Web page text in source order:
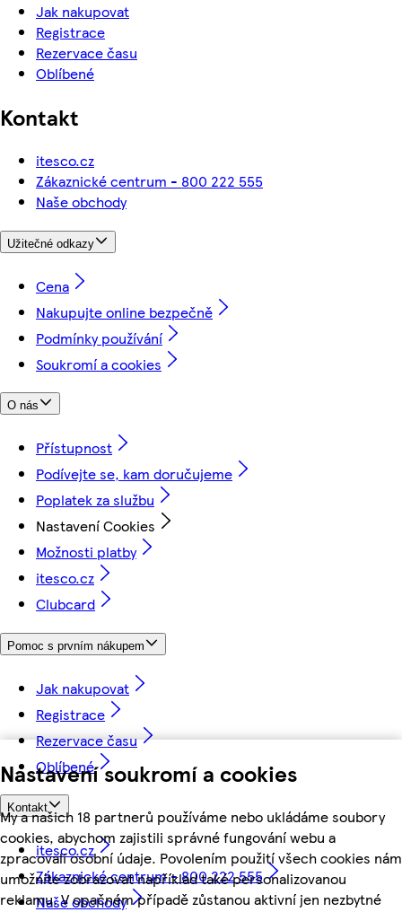
Nastavení soukromí a cookies
My a našich 18 partnerů používáme nebo ukládáme soubory
cookies, abychom zajistili správné fungování webu a
zpracovali osobní údaje. Povolením použití všech cookies nám
umožníte zobrazovat například také personalizovanou
reklamu. V opačném případě zůstanou aktivní jen nezbytné
Jak nakupovat
Registrace
Rezervace času
Oblíbené
Kontakt
itesco.cz
Zákaznické centrum - 800 222 555
Naše obchody
Užitečné odkazy
Cena
Nakupujte online bezpečně
Podmínky používání
Soukromí a cookies
O nás
Přístupnost
Podívejte se, kam doručujeme
Poplatek za službu
Nastavení Cookies
Možnosti platby
itesco.cz
Clubcard
Pomoc s prvním nákupem
Jak nakupovat
Registrace
Rezervace času
Oblíbené
Kontakt
itesco.cz
Zákaznické centrum - 800 222 555
Naše obchody